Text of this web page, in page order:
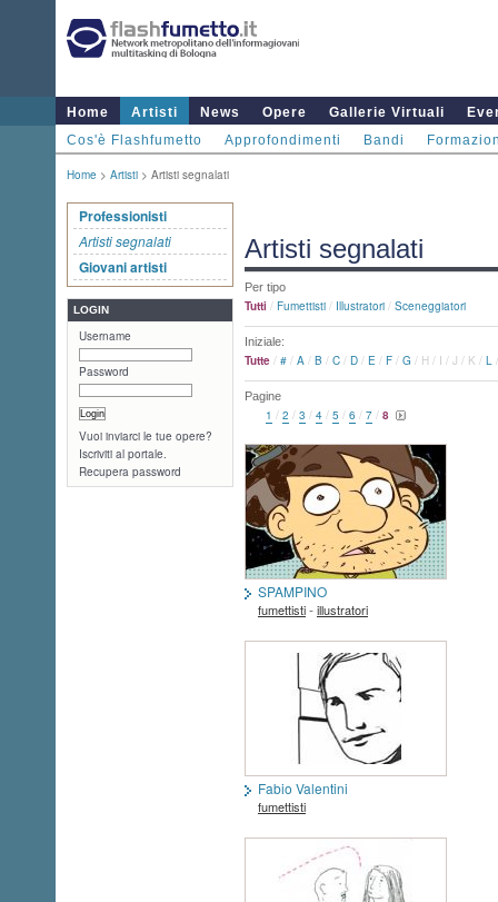
Home Artisti News Opere Gallerie Virtuali
Cos'è Flashfumetto
Approfondimenti Bandi
Home > Artisti > Artisti segnalati
Professionisti
Artisti segnalati
Giovani artisti
LOGIN
Username
Password
Vuoi inviarci le tue opere?
Iscriviti al portale.
Recupera password
Artisti segnalati
Per tipo
Tutti / Fumettisti / Illustratori / Sceneggiatori
Iniziale:
Tutte / # / A / B / C / D / E / F / G / H / I / J / K / L
Pagine
1 / 2 / 3 / 4 / 5 / 6 / 7 / 8
SPAMPINO
fumettisti-illustratori
Fabio Valentini
fumettisti